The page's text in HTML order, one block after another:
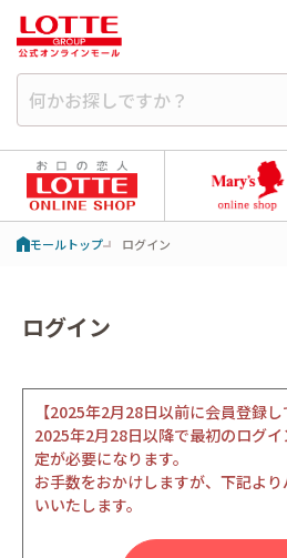
モールトップ ログイン
ログイン
【2025年2月28日以前に会員登録し
2025年2月28日以降で最初のログ
定が必要になります。
お手数をおかけしますが、下記よ
いいたします。